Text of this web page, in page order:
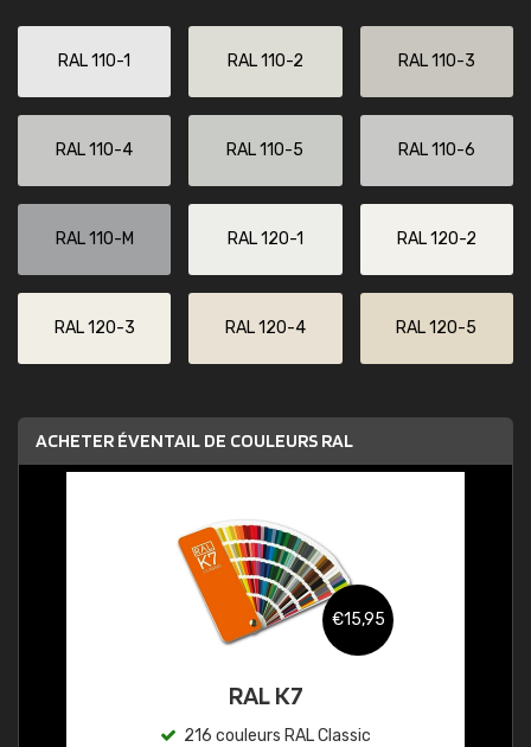
RAL 110-1 RAL 110-2 RAL 110-3
RAL 110-4 RAL 110-5 RAL 110-6
RAL 110-M RAL 120-1 RAL 120-2
RAL 120-3 RAL 120-4 RAL 120-5
ACHETER ÉVENTAIL DE COULEURS RAL
€15,95
RAL K7
216 couleurs RAL Classic